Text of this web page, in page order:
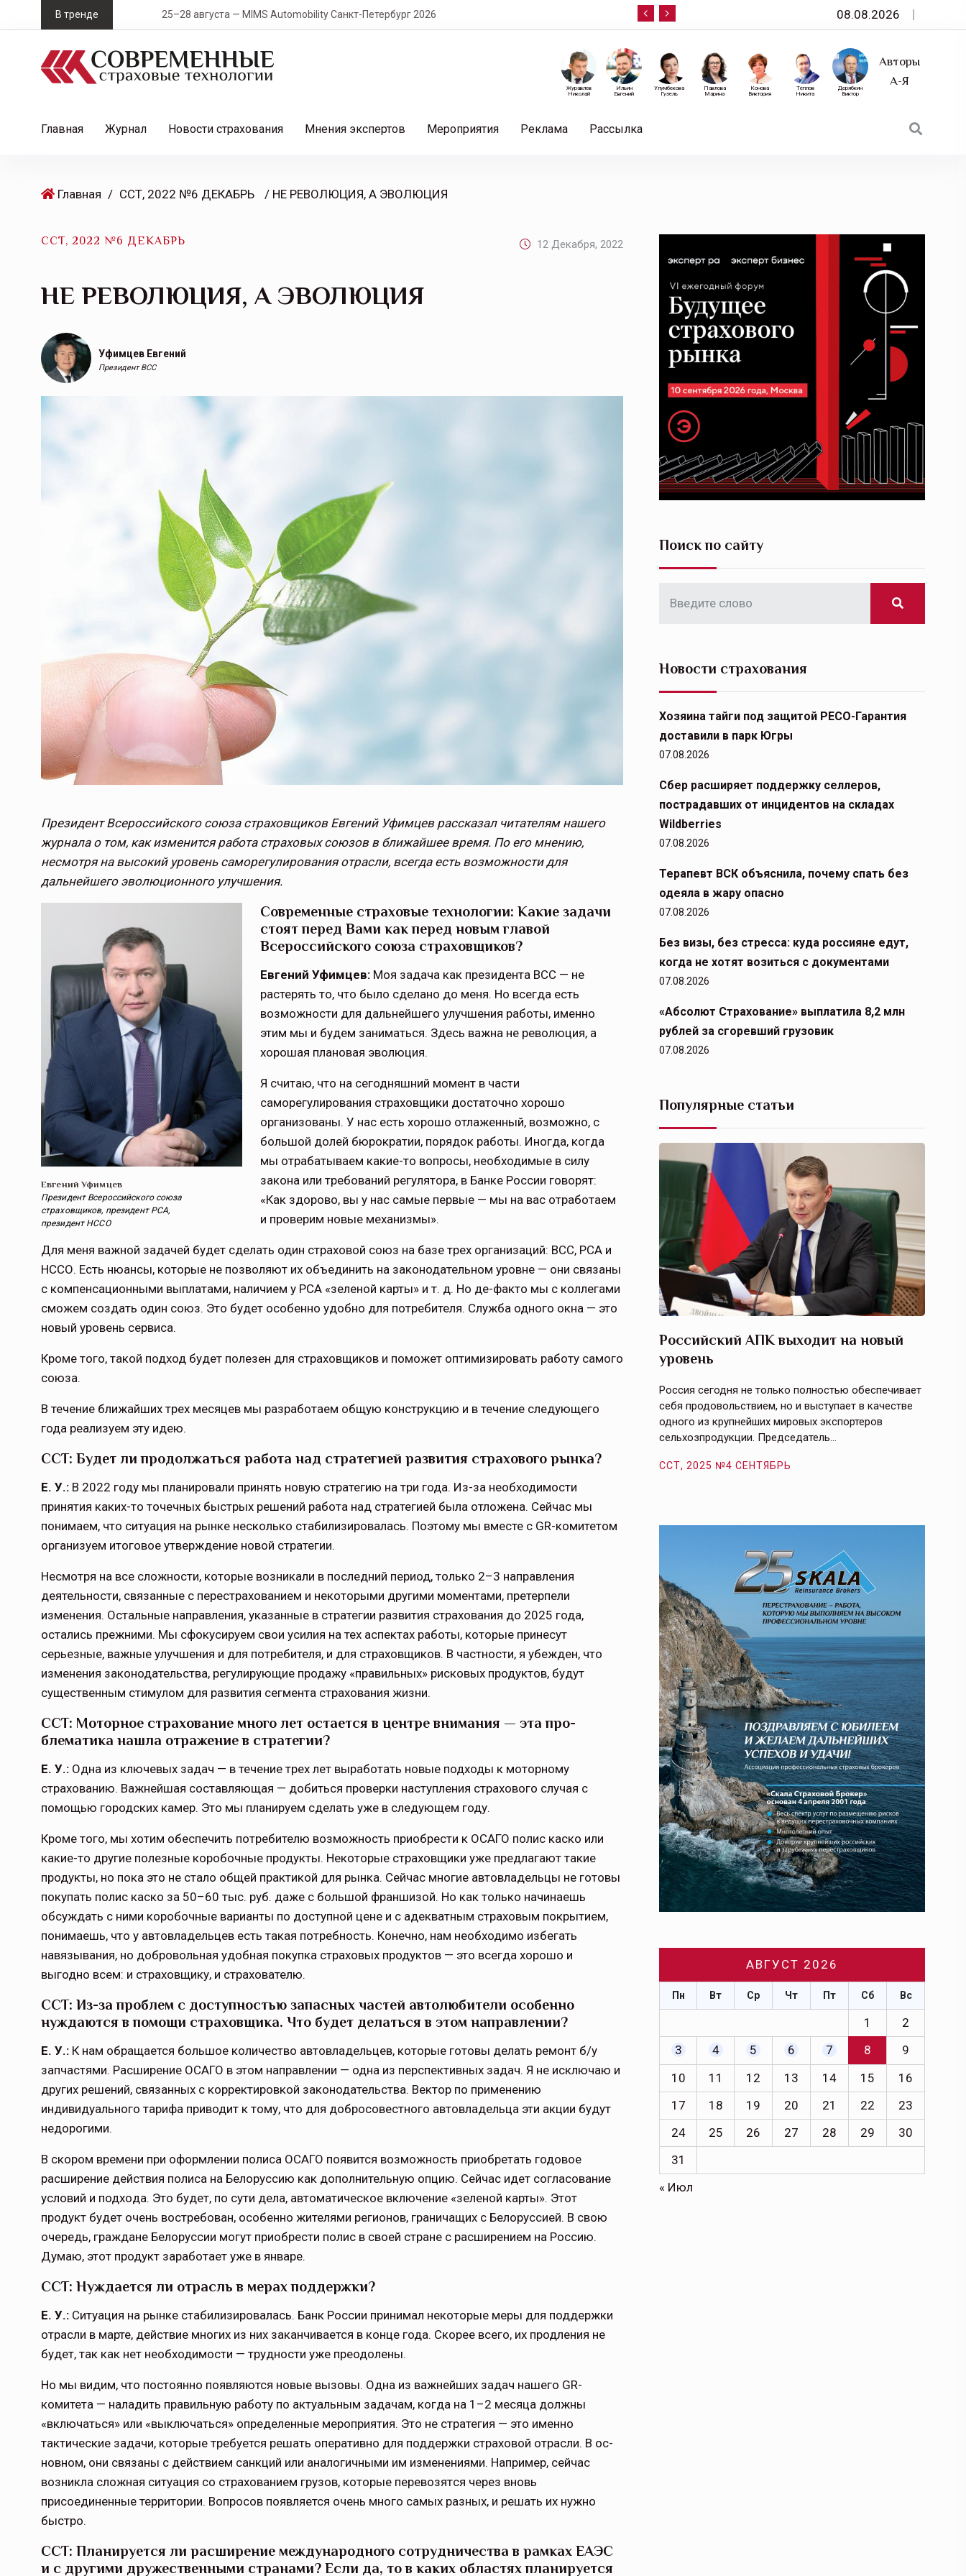
k
В тренде 25–28 августа — MIMS Automobility Санкт-Петербург 2026 10 сентября — «Эксперт РА» приглашает на
08.08.2026
Авторы
А-Я
Дерябкин
Виктор
Теплов
Никита
Конова
Виктория
Павлова
Марина
Улумбекова
Гузель
Ильин
Евгений
Журавлев
Николай
Главная Журнал Новости страхования Мнения экспертов Мероприятия Реклама Рассылка
Главная / ССТ, 2022 №6 ДЕКАБРЬ / НЕ РЕВОЛЮЦИЯ, А ЭВОЛЮЦИЯ
ССТ, 2022 №6 ДЕКАБРЬ 12 Декабря, 2022
НЕ РЕВОЛЮЦИЯ, А ЭВОЛЮЦИЯ
Уфимцев Евгений
Президент ВСС
Президент Всероссийского союза страховщиков Евгений Уфимцев рассказал читателям нашего
журнала о том, как изменится работа страховых союзов в ближайшее время. По его мнению,
несмотря на высокий уровень саморегулирования отрасли, всегда есть возможности для
дальнейшего эволюционного улучшения.
Евгений Уфимцев
Президент Всероссийского союза
страховщиков, президент РСА,
президент НССО
Современные страховые технологии: Какие задачи
стоят перед Вами как перед новым главой
Всероссийского союза страховщиков?
Евгений Уфимцев: Моя задача как пре­зидента ВСС — не
растерять то, что было сделано до меня. Но всегда есть
возможно­сти для дальнейшего улучшения работы, именно
этим мы и будем заниматься. Здесь важна не революция, а
хорошая плановая эволюция.
Я считаю, что на сегодняшний момент в части
саморегулирования страховщики достаточно хорошо
организованы. У нас есть хорошо отлаженный, возможно, с
большой долей бюрократии, порядок работы. Иногда, когда
мы отрабатываем какие-то вопросы, необходимые в силу
закона или требований регулятора, в Бан­ке России говорят:
«Как здорово, вы у нас самые первые — мы на вас отработаем
и проверим новые механизмы».
Для меня важной задачей будет сделать один страховой союз на базе трех органи­заций: ВСС, РСА и
НССО. Есть нюансы, которые не позволяют их объединить на законодательном уровне — они связаны
с компенсационными выплатами, наличием у РСА «зеленой карты» и т. д. Но де-факто мы с коллегами
сможем создать один союз. Это будет особенно удобно для потреби­теля. Служба одного окна — это
новый уровень сервиса.
Кроме того, такой подход будет полезен для страховщиков и поможет оптимизиро­вать работу самого
союза.
В течение ближайших трех месяцев мы разработаем общую конструкцию и в те­чение следующего
года реализуем эту идею.
ССТ: Будет ли продолжаться работа над стратегией развития страхового рынка?
Е. У.: В 2022 году мы планировали принять новую стратегию на три года. Из-за необ­ходимости
принятия каких-то точечных быстрых решений работа над стратегией была отложена. Сейчас мы
понимаем, что ситуация на рынке несколько стабилизиро­валась. Поэтому мы вместе с GR-комитетом
организуем итоговое утверждение новой стратегии.
Несмотря на все сложности, которые возникали в последний период, только 2–3 направления
деятельности, связанные с перестрахованием и некоторыми дру­гими моментами, претерпели
изменения. Остальные направления, указанные в стра­тегии развития страхования до 2025 года,
остались прежними. Мы сфокусируем свои усилия на тех аспектах работы, которые принесут
серьезные, важные улучшения и для потребителя, и для страховщиков. В частности, я убежден, что
изменения законодательства, регулирующие продажу «правильных» рисковых продуктов, будут
существенным стимулом для развития сегмента страхования жизни.
ССТ: Моторное страхование много лет остается в центре внимания — эта про­
блематика нашла отражение в стратегии?
Е. У.: Одна из ключевых задач — в течение трех лет выработать новые подходы к мо­торному
страхованию. Важнейшая состав­ляющая — добиться проверки наступления страхового случая с
помощью городских камер. Это мы планируем сделать уже в сле­дующем году.
Кроме того, мы хотим обеспечить потре­бителю возможность приобрести к ОСАГО полис каско или
какие-то другие полезные коробочные продукты. Некоторые стра­ховщики уже предлагают такие
продукты, но пока это не стало общей практикой для рынка. Сейчас многие автовладель­цы не готовы
покупать полис каско за 50–60 тыс. руб. даже с большой франши­зой. Но как только начинаешь
обсуждать с ними коробочные варианты по доступной цене и с адекватным страховым покрыти­ем,
понимаешь, что у автовладельцев есть такая потребность. Конечно, нам необходи­мо избегать
навязывания, но добровольная удобная покупка страховых продуктов — это всегда хорошо и
выгодно всем: и стра­ховщику, и страхователю.
ССТ: Из-за проблем с доступностью запасных частей автолюбители особенно
нуждаются в помощи страховщика. Что будет делаться в этом направлении?
Е. У.: К нам обращается большое коли­чество автовладельцев, которые готовы делать ремонт б/у
запчастями. Расширение ОСАГО в этом направлении — одна из пер­спективных задач. Я не исключаю и
других решений, связанных с корректировкой законодательства. Вектор по применению
индивидуального тарифа приводит к тому, что для добросовестного автовладельца эти акции будут
недорогими.
В скором времени при оформлении поли­са ОСАГО появится возможность приобре­тать годовое
расширение действия полиса на Белоруссию как дополнительную опцию. Сейчас идет согласование
условий и подхо­да. Это будет, по сути дела, автоматическое включение «зеленой карты». Этот
продукт будет очень востребован, особенно жите­лями регионов, граничащих с Белоруссией. В свою
очередь, граждане Белоруссии могут приобрести полис в своей стране с расши­рением на Россию.
Думаю, этот продукт заработает уже в январе.
ССТ: Нуждается ли отрасль в мерах поддержки?
Е. У.: Ситуация на рынке стабилизиро­валась. Банк России принимал некоторые меры для поддержки
отрасли в марте, дей­ствие многих из них заканчивается в конце года. Скорее всего, их продления не
будет, так как нет необходимости — трудности уже преодолены.
Но мы видим, что постоянно появляются новые вызовы. Одна из важнейших задач нашего GR-
комитета — наладить правиль­ную работу по актуальным задачам, когда на 1–2 месяца должны
«включаться» или «выключаться» определенные мероприятия. Это не стратегия — это именно
тактические задачи, которые требуется решать оператив­но для поддержки страховой отрасли. В ос­
новном, они связаны с действием санкций или аналогичными им изменениями. Напри­мер, сейчас
возникла сложная ситуация со страхованием грузов, которые перевозят­ся через вновь
присоединенные территории. Вопросов появляется очень много самых разных, и решать их нужно
быстро.
ССТ: Планируется ли расширение меж­дународного сотрудничества в рамках ЕАЭС
и с другими дружественными странами? Если да, то в каких областях планируется
Поиск по сайту
Новости страхования
Хозяина тайги под защитой РЕСО-Гарантия
доставили в парк Югры
07.08.2026
Сбер расширяет поддержку селлеров,
пострадавших от инцидентов на складах
Wildberries
07.08.2026
Терапевт ВСК объяснила, почему спать без
одеяла в жару опасно
07.08.2026
Без визы, без стресса: куда россияне едут,
когда не хотят возиться с документами
07.08.2026
«Абсолют Страхование» выплатила 8,2 млн
рублей за сгоревший грузовик
07.08.2026
Популярные статьи
Тамбов — под страховой защитой
традициями выращивания агрокультур, но и зона
рискованного земледелия. Временно исполняющая
обязанности…
ССТ, 2025 №4 СЕНТЯБРЬ
областях требует точечной доработки…
Российский АПК выходит на новый
уровень
Россия сегодня не только полностью обеспечивает
себя продовольствием, но и выступает в качестве
одного из крупнейших мировых экспортеров
сельхозпродукции. Председатель…
ССТ, 2025 №4 СЕНТЯБРЬ
АВГУСТ 2026
Пн Вт Ср Чт Пт Сб Вс
1
2
3
4 5 6 7 8
9
10
11 12 13 14 15
16
17
18 19 20 21 22
23
24
25 26 27 28 29
30
31
« Июл